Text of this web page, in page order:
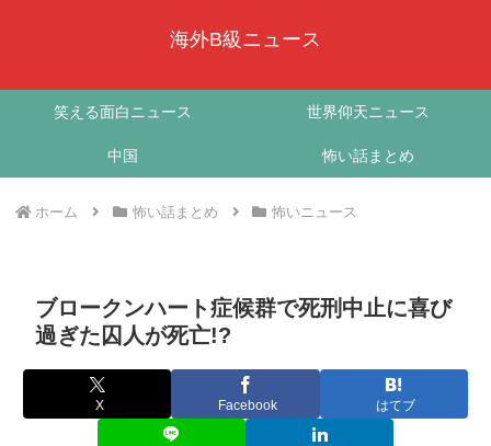
海外B級ニュース
笑える面白ニュース 世界仰天ニュース
中国 怖い話まとめ
ホーム 怖い話まとめ 怖いニュース
ブロークンハート症候群で死刑中止に喜び
過ぎた囚人が死亡!?
X Facebook はてブ